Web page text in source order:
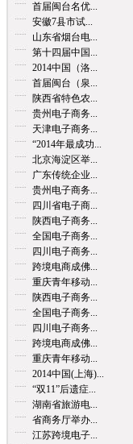
首届闽台名优...
安徽7县市试...
山东省烟台电...
第十四届中国...
2014中国（洛...
首届闽台（泉...
陕西省特色农...
贵州电子商务...
天津电子商务...
“2014年最成功...
北京海淀区举...
广东传统企业...
贵州电子商务...
四川省电子商...
陕西电子商务...
全国电子商务...
四川电子商务...
跨境电商成佛...
重庆青年移动...
陕西电子商务...
全国电子商务...
四川电子商务...
跨境电商成佛...
重庆青年移动...
2014中国(上海)...
“双11”后遗症...
湖南省旅游电...
省商务厅举办...
江苏跨境电子...